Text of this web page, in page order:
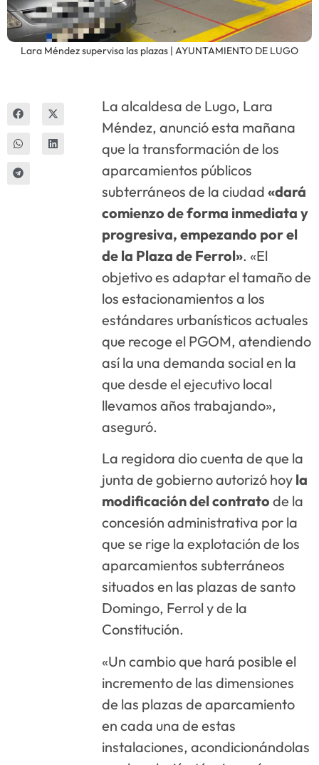
Lara Méndez supervisa las plazas | AYUNTAMIENTO DE LUGO
La alcaldesa de Lugo, Lara
Méndez, anunció esta mañana
que la transformación de los
aparcamientos públicos
subterráneos de la ciudad«dará
comienzo de forma inmediata y
progresiva, empezando por el
de la Plaza de Ferrol». «El
objetivo es adaptar el tamaño de
los estacionamientos a los
estándares urbanísticos actuales
que recoge el PGOM, atendiendo
así la una demanda social en la
que desde el ejecutivo local
llevamos años trabajando»,
aseguró.
La regidora dio cuenta de que la
junta de gobierno autorizó hoy la
modificación del contrato de la
concesión administrativa por la
que se rige la explotación de los
aparcamientos subterráneos
situados en las plazas de santo
Domingo, Ferrol y de la
Constitución.
«Un cambio que hará posible el
incremento de las dimensiones
de las plazas de aparcamiento
en cada una de estas
instalaciones, acondicionándolas